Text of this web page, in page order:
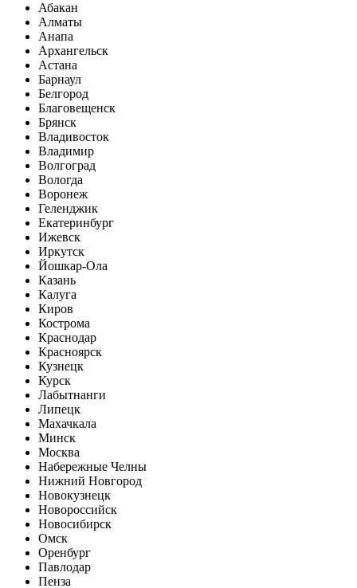
Абакан
Алматы
Анапа
Архангельск
Астана
Барнаул
Белгород
Благовещенск
Брянск
Владивосток
Владимир
Волгоград
Вологда
Воронеж
Геленджик
Екатеринбург
Ижевск
Иркутск
Йошкар-Ола
Казань
Калуга
Киров
Кострома
Краснодар
Красноярск
Кузнецк
Курск
Лабытнанги
Липецк
Махачкала
Минск
Москва
Набережные Челны
Нижний Новгород
Новокузнецк
Новороссийск
Новосибирск
Омск
Оренбург
Павлодар
Пенза